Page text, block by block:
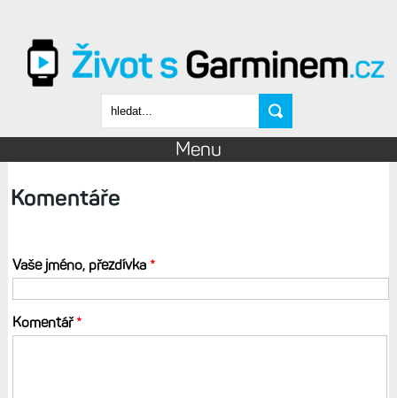
Vyhledávání
Menu
Komentáře
Vaše jméno, přezdívka *
Komentář*